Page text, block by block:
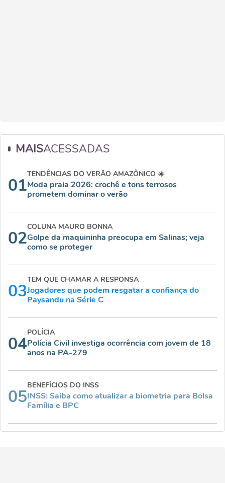
MAISACESSADAS
01
TENDÊNCIAS DO VERÃO AMAZÔNICO ☀️
Moda praia 2026: crochê e tons terrosos
prometem dominar o verão
02
COLUNA MAURO BONNA
Golpe da maquininha preocupa em Salinas; veja
como se proteger
03
TEM QUE CHAMAR A RESPONSA
Jogadores que podem resgatar a confiança do
Paysandu na Série C
04
POLÍCIA
Polícia Civil investiga ocorrência com jovem de 18
anos na PA-279
05
BENEFÍCIOS DO INSS
INSS: Saiba como atualizar a biometria para Bolsa
Família e BPC